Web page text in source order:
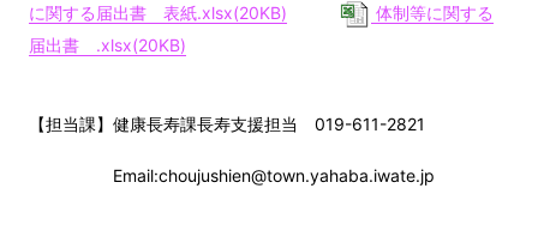
に関する届出書 表紙.xlsx(20KB)
体制等に関する
届出書 .xlsx(20KB)
【担当課】健康長寿課長寿支援担当 019-611-2821
Email:choujushien@town.yahaba.iwate.jp